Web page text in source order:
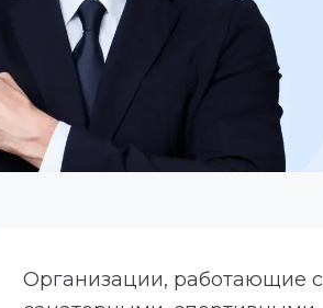
Организации, работающие с